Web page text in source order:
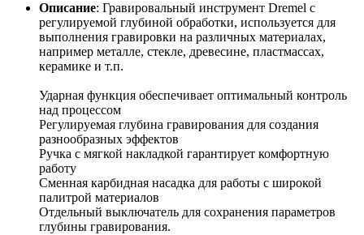
Описание: Гравировальный инструмент Dremel с
регулируемой глубиной обработки, используется для
выполнения гравировки на различных материалах,
например металле, стекле, древесине, пластмассах,
керамике и т.п.
Ударная функция обеспечивает оптимальный контроль
над процессом
Регулируемая глубина гравирования для создания
разнообразных эффектов
Ручка с мягкой накладкой гарантирует комфортную
работу
Сменная карбидная насадка для работы с широкой
палитрой материалов
Отдельный выключатель для сохранения параметров
глубины гравирования.